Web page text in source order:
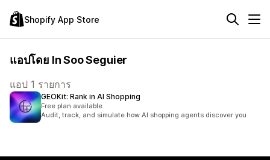
Shopify App Store
แอปโดย In Soo Seguier
แอป 1 รายการ
GEOKit: Rank in AI Shopping
Free plan available
Audit, track, and simulate how AI shopping agents discover you